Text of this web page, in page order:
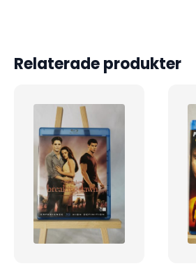
Relaterade produkter